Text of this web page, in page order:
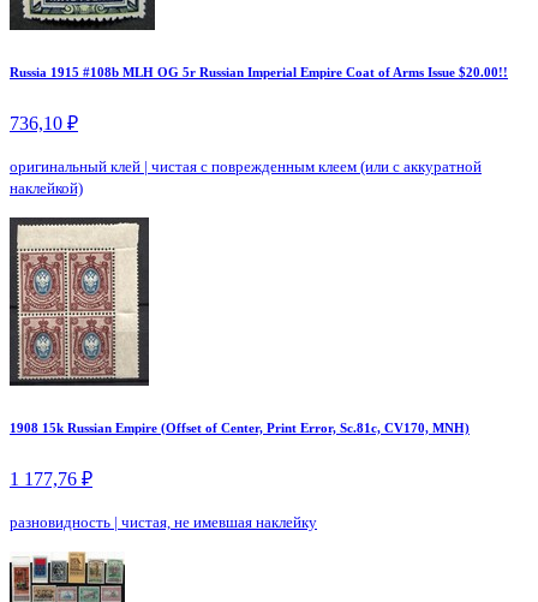
Russia 1915 #108b MLH OG 5r Russian Imperial Empire Coat of Arms Issue $20.00!!
736,10 ₽
оригинальный клей | чистая с поврежденным клеем (или с аккуратной
наклейкой)
1908 15k Russian Empire (Offset of Center, Print Error, Sc.81c, CV170, MNH)
1 177,76 ₽
разновидность | чистая, не имевшая наклейку